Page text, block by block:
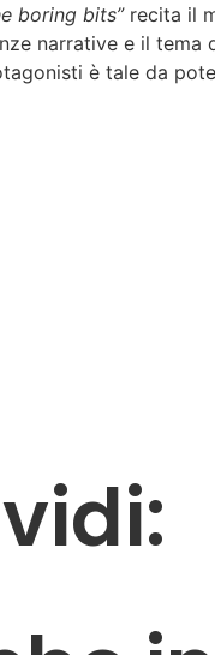
boring bits”recita il
narrative e il
è tale da